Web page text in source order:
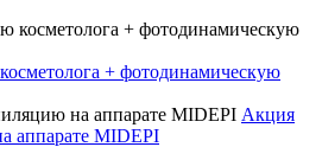
+ фотодинамическую
Акция
аппарате MIDEPI